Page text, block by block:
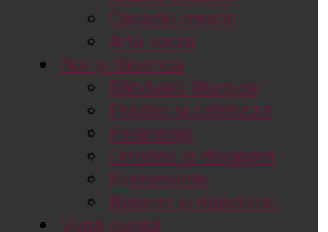
Cenaclu creștin
Artă sacră
Noi și Biserica
Rânduieli liturgice
Predici și cateheze
Pelerinaje
Ortodox în diaspora
Evenimente
Biserici și mănăstiri
Viață curată